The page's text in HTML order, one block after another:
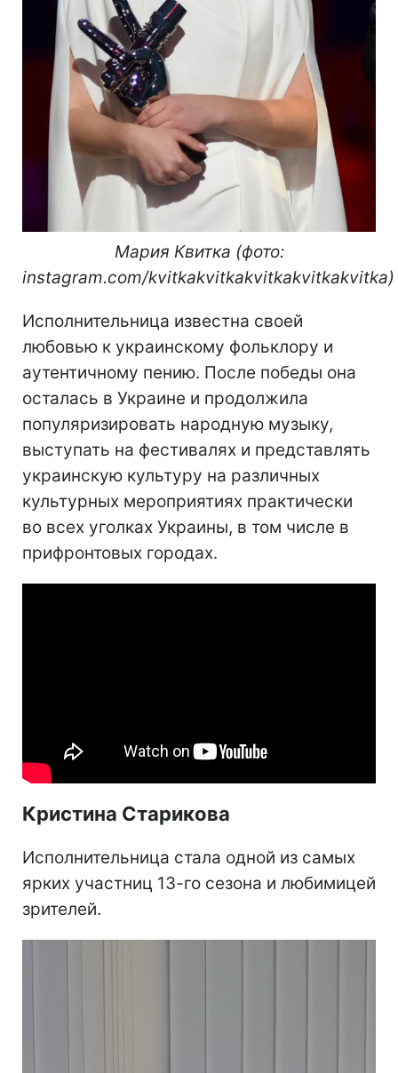
Мария Квитка (фото:
instagram.com/kvitkakvitkakvitkakvitkakvitka)
Исполнительница известна своей
любовью к украинскому фольклору и
аутентичному пению. После победы она
осталась в Украине и продолжила
популяризировать народную музыку,
выступать на фестивалях и представлять
украинскую культуру на различных
культурных мероприятиях практически
во всех уголках Украины, в том числе в
прифронтовых городах.
Кристина Старикова
Исполнительница стала одной из самых
ярких участниц 13-го сезона и любимицей
зрителей.